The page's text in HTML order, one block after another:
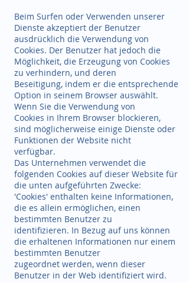
Beim Surfen oder Verwenden unserer
Dienste akzeptiert der Benutzer
ausdrücklich die Verwendung von
Cookies. Der Benutzer hat jedoch die
Möglichkeit, die Erzeugung von Cookies
zu verhindern, und deren
Beseitigung, indem er die entsprechende
Option in seinem Browser auswählt.
Wenn Sie die Verwendung von
Cookies in Ihrem Browser blockieren,
sind möglicherweise einige Dienste oder
Funktionen der Website nicht
verfügbar.
Das Unternehmen verwendet die
folgenden Cookies auf dieser Website für
die unten aufgeführten Zwecke:
'Cookies' enthalten keine Informationen,
die es allein ermöglichen, einen
bestimmten Benutzer zu
identifizieren. In Bezug auf uns können
die erhaltenen Informationen nur einem
bestimmten Benutzer
zugeordnet werden, wenn dieser
Benutzer in der Web identifiziert wird.